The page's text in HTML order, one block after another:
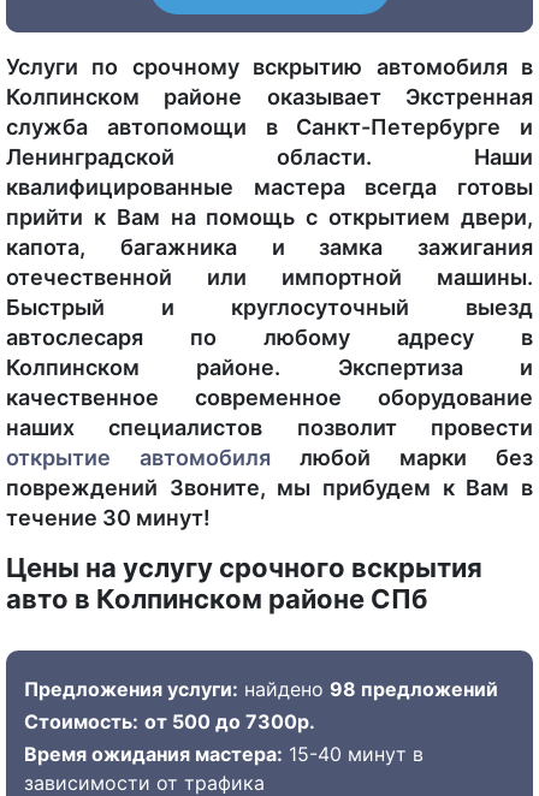
Услуги по срочному вскрытию автомобиля в
Колпинском районе оказывает Экстренная
служба автопомощи в Санкт-Петербурге и
Ленинградской области. Наши
квалифицированные мастера всегда готовы
прийти к Вам на помощь с открытием двери,
капота, багажника и замка зажигания
отечественной или импортной машины.
Быстрый и круглосуточный выезд
автослесаря по любому адресу в
Колпинском районе. Экспертиза и
качественное современное оборудование
наших специалистов позволит провести
открытие автомобиля любой марки без
повреждений Звоните, мы прибудем к Вам в
течение 30 минут!
Цены на услугу срочного вскрытия
авто в Колпинском районе СПб
Предложения услуги: найдено 98 предложений
Стоимость: от 500 до 7300р.
Время ожидания мастера: 15-40 минут в
зависимости от трафика